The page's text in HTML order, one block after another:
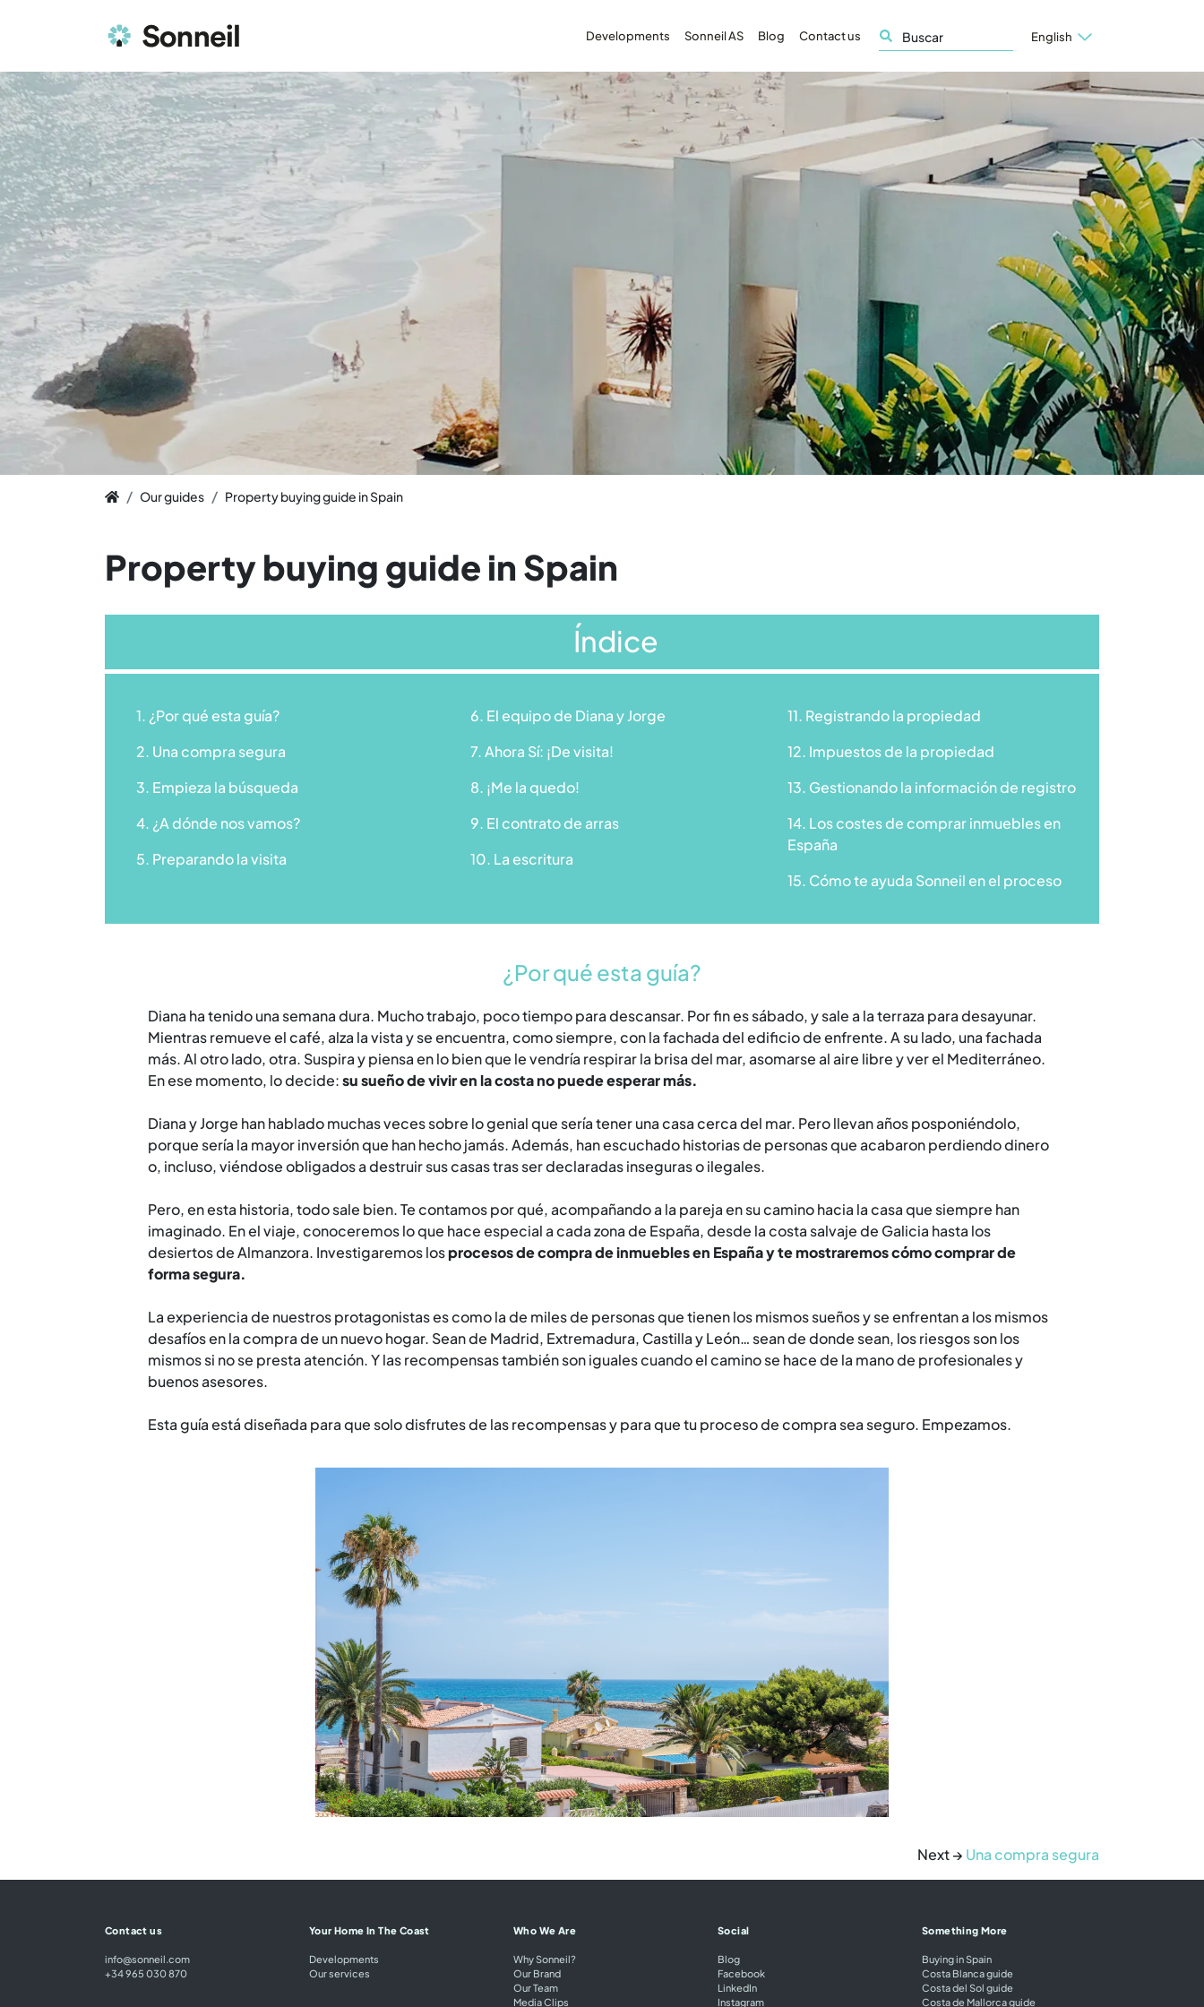
Our guides Property buying guide in Spain
Property buying guide in Spain
Índice
1. ¿Por qué esta guía?
2. Una compra segura
3. Empieza la búsqueda
4. ¿A dónde nos vamos?
5. Preparando la visita
6. El equipo de Diana y Jorge
7. Ahora Sí: ¡De visita!
8. ¡Me la quedo!
9. El contrato de arras
10. La escritura
11. Registrando la propiedad
12. Impuestos de la propiedad
13. Gestionando la información de registro
14. Los costes de comprar inmuebles en
España
15. Cómo te ayuda Sonneil en el proceso
¿Por qué esta guía?
Diana ha tenido una semana dura. Mucho trabajo, poco tiempo para descansar. Por fin es sábado, y sale a la terraza para desayunar.
Mientras remueve el café, alza la vista y se encuentra, como siempre, con la fachada del edificio de enfrente. A su lado, una fachada
más. Al otro lado, otra. Suspira y piensa en lo bien que le vendría respirar la brisa del mar, asomarse al aire libre y ver el Mediterráneo.
En ese momento, lo decide:su sueño de vivir en la costa no puede esperar más.
Diana y Jorge han hablado muchas veces sobre lo genial que sería tener una casa cerca del mar. Pero llevan años posponiéndolo,
porque sería la mayor inversión que han hecho jamás. Además, han escuchado historias de personas que acabaron perdiendo dinero
o, incluso, viéndose obligados a destruir sus casas tras ser declaradas inseguras o ilegales.
Pero, en esta historia, todo sale bien. Te contamos por qué, acompañando a la pareja en su camino hacia la casa que siempre han
imaginado. En el viaje, conoceremos lo que hace especial a cada zona de España, desde la costa salvaje de Galicia hasta los
desiertos de Almanzora. Investigaremos losprocesos de compra de inmuebles en España y te mostraremos cómo comprar de
forma segura.
La experiencia de nuestros protagonistas es como la de miles de personas que tienen los mismos sueños y se enfrentan a los mismos
desafíos en la compra de un nuevo hogar. Sean de Madrid, Extremadura, Castilla y León… sean de donde sean, los riesgos son los
mismos si no se presta atención. Y las recompensas también son iguales cuando el camino se hace de la mano de profesionales y
buenos asesores.
Esta guía está diseñada para que solo disfrutes de las recompensas y para que tu proceso de compra sea seguro. Empezamos.
Next → Una compra segura
Developments Sonneil AS Blog Contact us English
Contact us
info@sonneil.com
+34 965 030 870
Your Home In The Coast
Developments
Our services
Who We Are
Why Sonneil?
Our Brand
Our Team
Media Clips
Social
Blog
Facebook
LinkedIn
Instagram
Something More
Buying in Spain
Costa Blanca guide
Costa del Sol guide
Costa de Mallorca guide